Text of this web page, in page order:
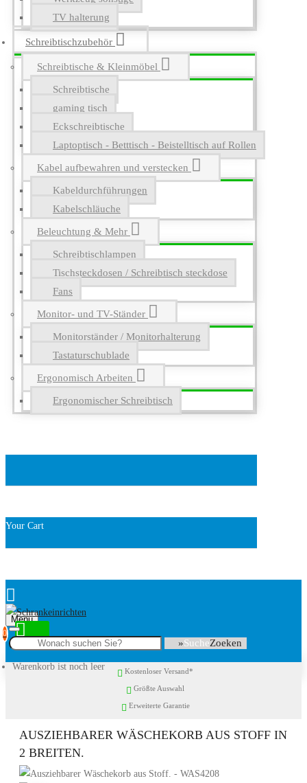
TV halterung
Schreibtischzubehör
Schreibtische & Kleinmöbel
Schreibtische
gaming tisch
Eckschreibtische
Laptoptisch - Betttisch - Beistelltisch auf Rollen
Kabel aufbewahren und verstecken
Kabeldurchführungen
Kabelschläuche
Beleuchtung & Mehr
Schreibtischlampen
Tischsteckdosen / Schreibtisch steckdose
Fans
Monitor- und TV-Ständer
Monitorständer / Monitorhalterung
Tastaturschublade
Ergonomisch Arbeiten
Ergonomischer Schreibtisch
Your Cart
Menu
0
Warenkorb ist noch leer
Suche
Kostenloser Versand*
Größte Auswahl
Erweiterte Garantie
AUSZIEHBARER WÄSCHEKORB AUS STOFF IN
2 BREITEN.